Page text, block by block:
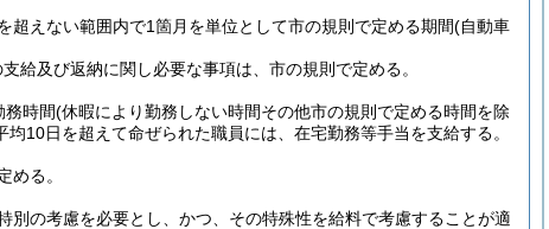
えない範囲内で1箇月を単位として市の規則で定める期間(自動車
給及び返納に関し必要な事項は、市の規則で定める。
時間(休暇により勤務しない時間その他市の規則で定める時間を除
10日を超えて命ぜられた職員には、在宅勤務等手当を支給する。
める。
の考慮を必要とし、かつ、その特殊性を給料で考慮することが適